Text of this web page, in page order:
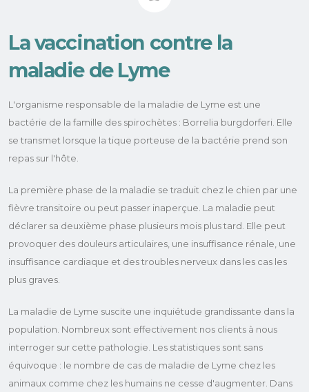
La vaccination contre la
maladie de Lyme
L'organisme responsable de la maladie de Lyme est une
bactérie de la famille des spirochètes : Borrelia burgdorferi. Elle
se transmet lorsque la tique porteuse de la bactérie prend son
repas sur l'hôte.
La première phase de la maladie se traduit chez le chien par une
fièvre transitoire ou peut passer inaperçue. La maladie peut
déclarer sa deuxième phase plusieurs mois plus tard. Elle peut
provoquer des douleurs articulaires, une insuffisance rénale, une
insuffisance cardiaque et des troubles nerveux dans les cas les
plus graves.
La maladie de Lyme suscite une inquiétude grandissante dans la
population. Nombreux sont effectivement nos clients à nous
interroger sur cette pathologie. Les statistiques sont sans
équivoque : le nombre de cas de maladie de Lyme chez les
animaux comme chez les humains ne cesse d'augmenter. Dans